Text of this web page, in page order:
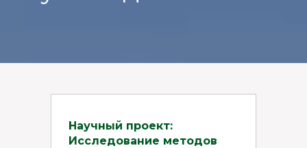
Научный проект:
Исследование методов